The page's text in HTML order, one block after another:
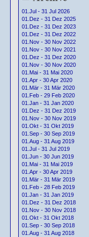
01.Jul - 31 Jul 2026
01.Dez - 31 Dez 2025
01.Dez - 31 Dez 2023
01.Dez - 31 Dez 2022
01.Nov - 30 Nov 2022
01.Nov - 30 Nov 2021
01.Dez - 31 Dez 2020
01.Nov - 30 Nov 2020
01.Mai - 31 Mai 2020
01.Apr - 30 Apr 2020
01.Mär - 31 Mär 2020
01.Feb - 29 Feb 2020
01.Jan - 31 Jan 2020
01.Dez - 31 Dez 2019
01.Nov - 30 Nov 2019
01.Okt - 31 Okt 2019
01.Sep - 30 Sep 2019
01.Aug - 31 Aug 2019
01.Jul - 31 Jul 2019
01.Jun - 30 Jun 2019
01.Mai - 31 Mai 2019
01.Apr - 30 Apr 2019
01.Mär - 31 Mär 2019
01.Feb - 28 Feb 2019
01.Jan - 31 Jan 2019
01.Dez - 31 Dez 2018
01.Nov - 30 Nov 2018
01.Okt - 31 Okt 2018
01.Sep - 30 Sep 2018
01.Aug - 31 Aug 2018